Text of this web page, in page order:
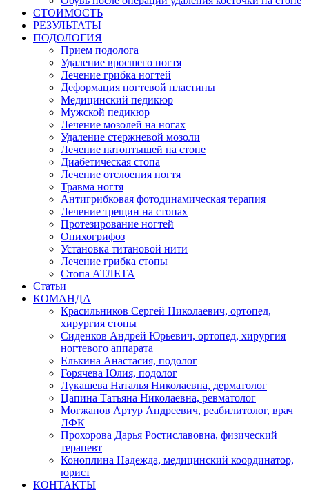
СТОИМОСТЬ
РЕЗУЛЬТАТЫ
ПОДОЛОГИЯ
Прием подолога
Удаление вросшего ногтя
Лечение грибка ногтей
Деформация ногтевой пластины
Медицинский педикюр
Мужской педикюр
Лечение мозолей на ногах
Удаление стержневой мозоли
Лечение натоптышей на стопе
Диабетическая стопа
Лечение отслоения ногтя
Травма ногтя
Антигрибковая фотодинамическая терапия
Лечение трещин на стопах
Протезирование ногтей
Онихогрифоз
Установка титановой нити
Лечение грибка стопы
Стопа АТЛЕТА
Статьи
КОМАНДА
Красильников Сергей Николаевич, ортопед,
хирургия стопы
Сиденков Андрей Юрьевич, ортопед, хирургия
ногтевого аппарата
Елькина Анастасия, подолог
Горячева Юлия, подолог
Лукашева Наталья Николаевна, дерматолог
Цапина Татьяна Николаевна, ревматолог
Могжанов Артур Андреевич, реабилитолог, врач
ЛФК
Прохорова Дарья Ростиславовна, физический
терапевт
Коноплина Надежда, медицинский координатор,
юрист
КОНТАКТЫ